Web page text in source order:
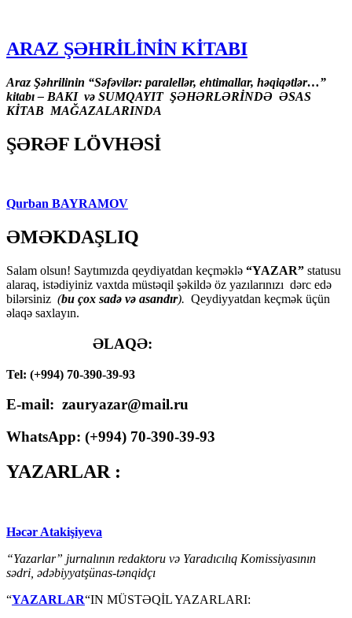
ARAZ ŞƏHRİLİNİN KİTABI
Araz Şəhrilinin “Səfəvilər: paralellər, ehtimallar, həqiqətlər…”
kitabı – BAKI və SUMQAYIT ŞƏHƏRLƏRİNDƏ ƏSAS
KİTAB MAĞAZALARINDA
ŞƏRƏF LÖVHƏSİ
Qurban BAYRAMOV
ƏMƏKDAŞLIQ
Salam olsun! Saytımızda qeydiyatdan keçməklə “YAZAR” statusu
alaraq, istədiyiniz vaxtda müstəqil şəkildə öz yazılarınızı dərc edə
bilərsiniz (bu çox sadə və asandır). Qeydiyyatdan keçmək üçün
əlaqə saxlayın.
ƏLAQƏ:
Tel: (+994) 70-390-39-93
E-mail: zauryazar@mail.ru
WhatsApp: (+994) 70-390-39-93
YAZARLAR :
Həcər Atakişiyeva
“Yazarlar” jurnalının redaktoru və Yaradıcılıq Komissiyasının
sədri, ədəbiyyatşünas-tənqidçı
“YAZARLAR“IN MÜSTƏQİL YAZARLARI: